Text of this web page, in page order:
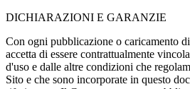
DICHIARAZIONI E GARANZIE
Con ogni pubblicazione o caricamento
accetta di essere contrattualmente
d'uso e dalle altre condizioni che
Sito e che sono incorporate in questo